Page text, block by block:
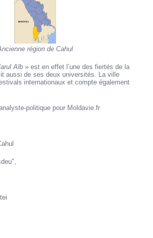
région de Cahul
Alb » est en effet l’une des fiertés de la
aussi de ses deux universités. La ville
internationaux et compte également
politique pour Moldavie.fr